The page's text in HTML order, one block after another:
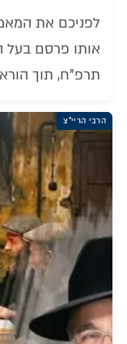
לפניכם את
אותו פרסם בעל
תרפ"ח, תוך
הרבי הריי"צ